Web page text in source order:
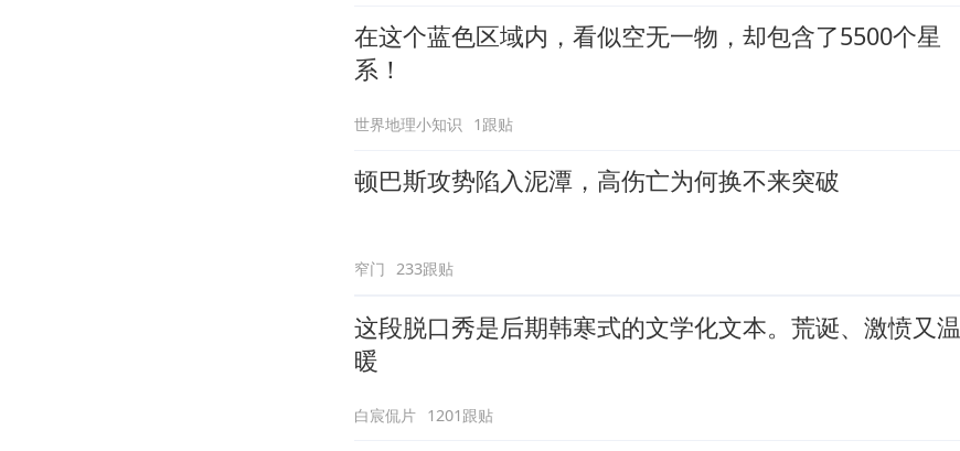
在这个蓝色区域内，看似空无一物，却包含了5500个星
系！
世界地理小知识 1跟贴
顿巴斯攻势陷入泥潭，高伤亡为何换不来突破
窄门 233跟贴
这段脱口秀是后期韩寒式的文学化文本。荒诞、激愤又温
暖
白宸侃片 1201跟贴